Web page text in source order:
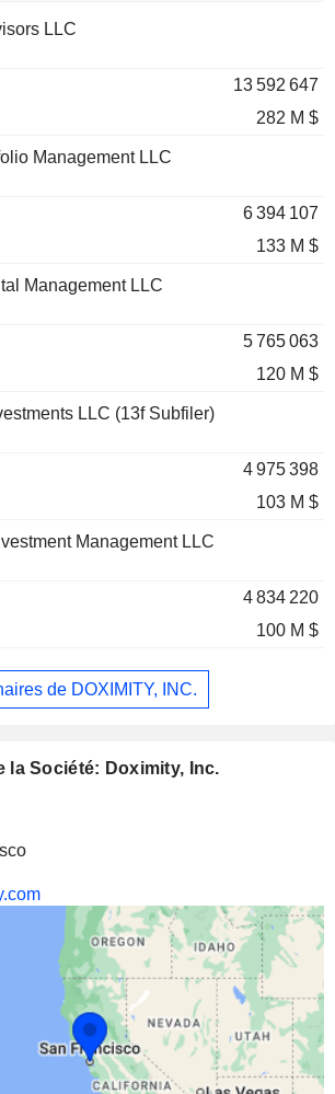
Valorisation
LLC
13 592 647
282 M $
Management LLC
6 394 107
133 M $
Management LLC
5 765 063
120 M $
LLC (13f Subfiler)
4 975 398
103 M $
Management LLC
4 834 220
100 M $
de DOXIMITY, INC.
la Société: Doximity, Inc.